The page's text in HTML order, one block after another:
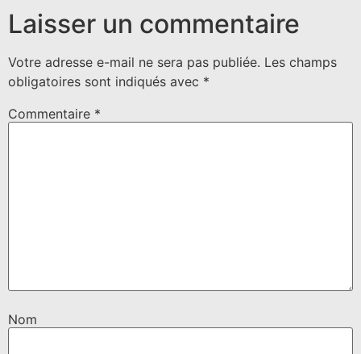
Laisser un commentaire
Votre adresse e-mail ne sera pas publiée. Les champs
obligatoires sont indiqués avec *
Commentaire *
Nom